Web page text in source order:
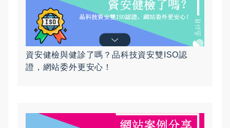
資安健檢與健診了嗎？品科技資安雙ISO認
證，網站委外更安心！